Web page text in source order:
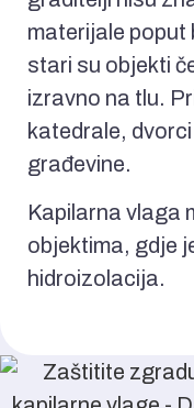
materijale poput
stari su objekti
izravno na tlu.
katedrale,
građevine.
Kapilarna vlaga
objektima, gdje
hidroizolacija.